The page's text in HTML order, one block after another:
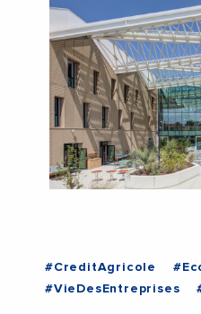
#CreditAgricole
#VieDesEntreprises